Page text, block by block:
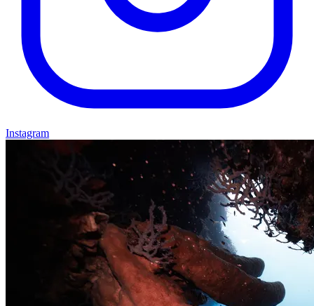
Instagram